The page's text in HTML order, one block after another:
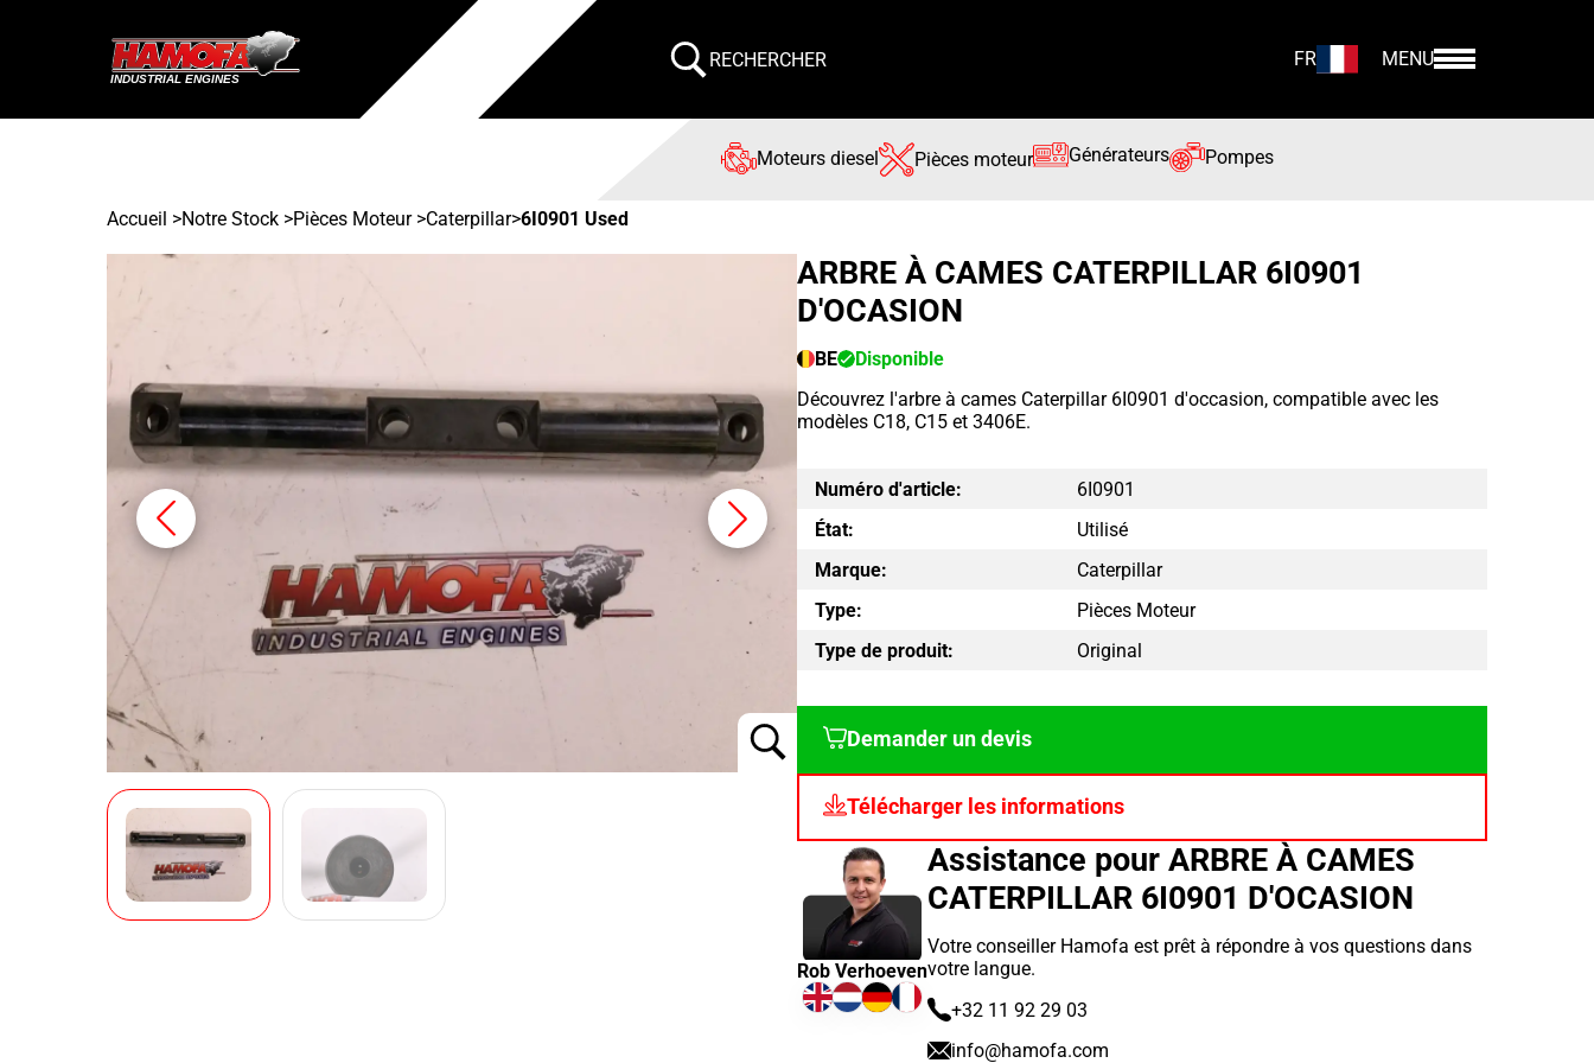
RECHERCHER FR MENU
Moteurs diesel Pièces moteur Générateurs Pompes
Accueil >Notre Stock >Pièces Moteur >Caterpillar>6I0901 Used
ARBRE À CAMES CATERPILLAR 6I0901
D'OCASION
BE
Disponible
Découvrez l'arbre à cames Caterpillar 6I0901 d'occasion, compatible avec les
modèles C18, C15 et 3406E.
Numéro d'article:
6I0901
État:
Utilisé
Marque:
Caterpillar
Type:
Pièces Moteur
Type de produit:
Original
Demander un devis
Télécharger les informations
Assistance pour ARBRE À CAMES
CATERPILLAR 6I0901 D'OCASION
Votre conseiller Hamofa est prêt à répondre à vos questions dans
votre langue.
+32 11 92 29 03
info@hamofa.com
Rob Verhoeven